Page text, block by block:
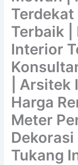
Terbaik |
Interior
| Arsitek
Harga
Meter
Dekorasi
Tukang